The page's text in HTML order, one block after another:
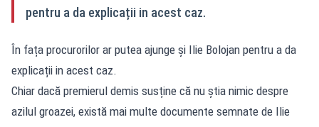
pentru a da explicații in acest caz.
În fața procurorilor ar putea ajunge și Ilie Bolojan pentru a da
explicații in acest caz.
Chiar dacă premierul demis susține că nu știa nimic despre
azilul groazei, există mai multe documente semnate de Ilie